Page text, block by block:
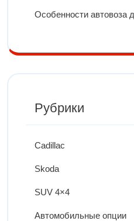
Особенности автовоза
Рубрики
Cadillac
Skoda
SUV 4×4
Автомобильные опции